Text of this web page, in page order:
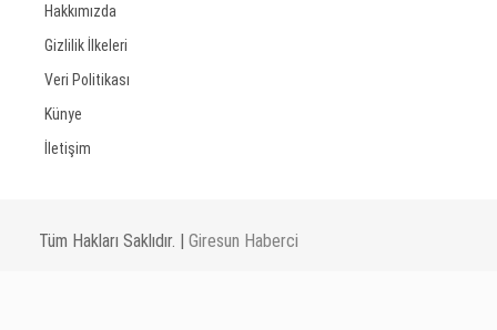
Hakkımızda
Gizlilik İlkeleri
Veri Politikası
Künye
İletişim
Tüm Hakları Saklıdır. | Giresun Haberci